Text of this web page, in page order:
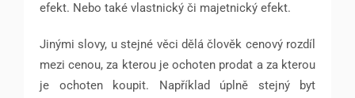
efekt. Nebo také vlastnický či majetnický efekt.
Jinými slovy, u stejné věci dělá člověk cenový rozdíl
mezi cenou, za kterou je ochoten prodat a za kterou
je ochoten koupit. Například úplně stejný byt